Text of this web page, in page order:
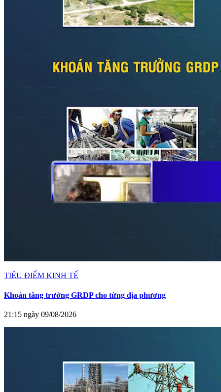
TIÊU ĐIỂM KINH TẾ
Khoán tăng trưởng GRDP cho từng địa phương
21:15 ngày 09/08/2026